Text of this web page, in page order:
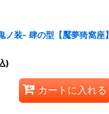
装- 肆の型【魘夢猗窩座】
)
カートに入れる